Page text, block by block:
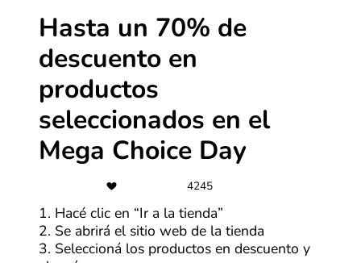
-15%
dólares
Más cupones de Tiendamia
-10%
beneficiario de Anses o + de 60
Más cupones de Carrefour
Hasta un 70% de
descuento en
productos
seleccionados en el
Mega Choice Day
4245
1. Hacé clic en “Ir a la tienda”
2. Se abrirá el sitio web de la tienda
3. Seleccioná los productos en descuento y